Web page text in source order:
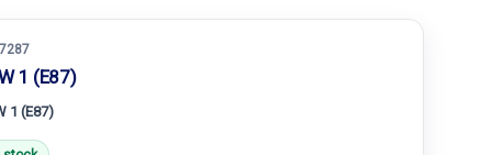
1 (E87)
1 (E87)